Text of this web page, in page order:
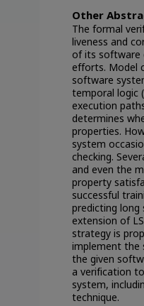
Other
The formal
liveness and
of its software
efforts. Model
software
temporal logic
execution
determines
properties.
system
checking.
and even the
property
successful
predicting
extension of
strategy is
implement the
the given
a verification
system,
technique.